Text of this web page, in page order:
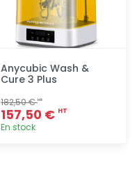
Anycubic Wash &
Cure 3 Plus
182,50 €HT
157,50 € HT
En stock